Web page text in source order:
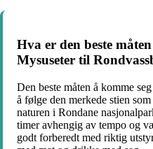
Hva er den beste
Mysuseter til
Den beste måten å komme
å følge den merkede stien
naturen i Rondane
timer avhengig av tempo og
godt forberedt med riktig